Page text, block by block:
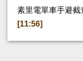
素里電單車手避截
[11:56]